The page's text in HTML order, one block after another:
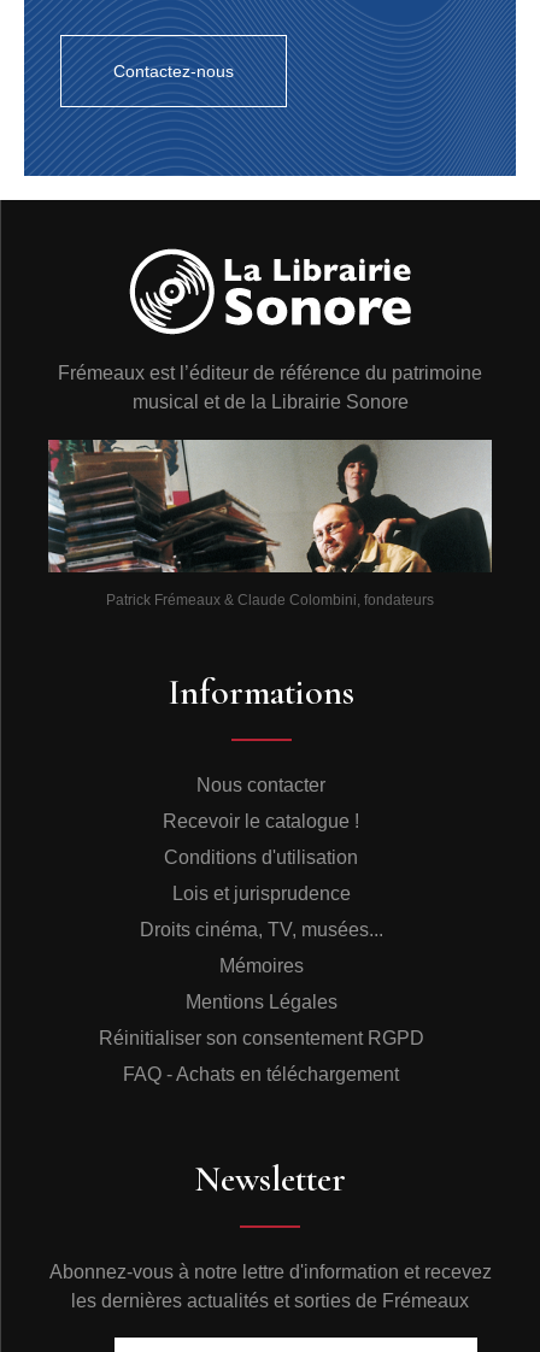
Contactez-nous
Frémeaux est l’éditeur de référence du patrimoine
musical et de la Librairie Sonore
Patrick Frémeaux & Claude Colombini, fondateurs
Informations
Nous contacter
Recevoir le catalogue !
Conditions d'utilisation
Lois et jurisprudence
Droits cinéma, TV, musées...
Mémoires
Mentions Légales
Réinitialiser son consentement RGPD
FAQ - Achats en téléchargement
Newsletter
Abonnez-vous à notre lettre d'information et recevez
les dernières actualités et sorties de Frémeaux